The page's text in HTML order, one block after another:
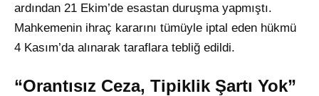
ardından 21 Ekim’de esastan duruşma yapmıştı.
Mahkemenin ihraç kararını tümüyle iptal eden hükmü
4 Kasım’da alınarak taraflara tebliğ edildi.
“Orantısız Ceza, Tipiklik Şartı Yok”